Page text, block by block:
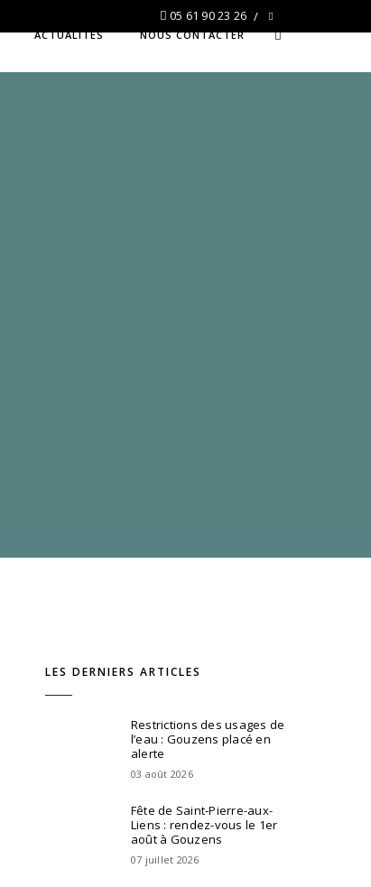
05 61 90 23 26
ACTUALITÉS NOUS CONTACTER
LES DERNIERS ARTICLES
Restrictions des usages de
l’eau : Gouzens placé en
alerte
03 août 2026
Fête de Saint-Pierre-aux-
Liens : rendez-vous le 1er
août à Gouzens
07 juillet 2026